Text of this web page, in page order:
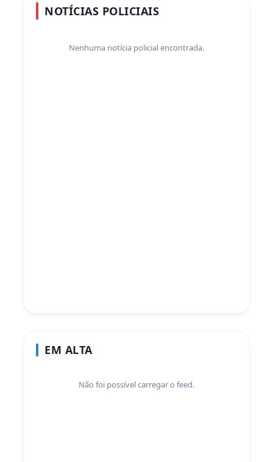
NOTÍCIAS POLICIAIS
Nenhuma notícia policial encontrada.
EM ALTA
Não foi possível carregar o feed.